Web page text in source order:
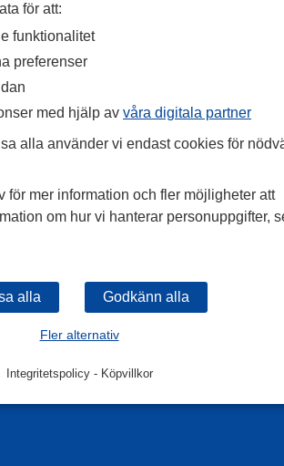
för att:
funktionalitet
preferenser
med hjälp av våra digitala partner
alla använder vi endast cookies för
för mer information och fler möjligheter att
om hur vi hanterar personuppgifter,
Fler alternativ
Integritetspolicy- Köpvillkor